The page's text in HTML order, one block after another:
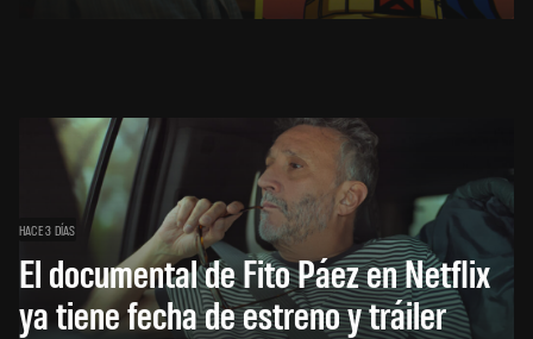
HACE 3 DÍAS
El documental de Fito Páez en Netflix
ya tiene fecha de estreno y tráiler